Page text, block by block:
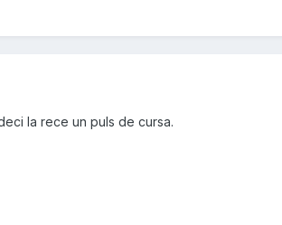
la rece un puls de cursa.